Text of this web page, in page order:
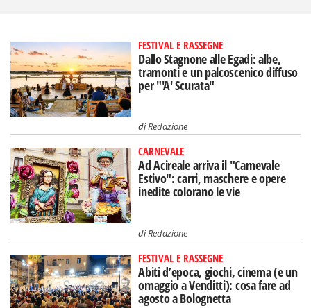
FESTIVAL E RASSEGNE
Dallo Stagnone alle Egadi: albe,
tramonti e un palcoscenico diffuso
per "'A' Scurata"
diRedazione
CARNEVALE
Ad Acireale arriva il "Carnevale
Estivo": carri, maschere e opere
inedite colorano le vie
diRedazione
FESTIVAL E RASSEGNE
Abiti d’epoca, giochi, cinema (e un
omaggio a Venditti): cosa fare ad
agosto a Bolognetta